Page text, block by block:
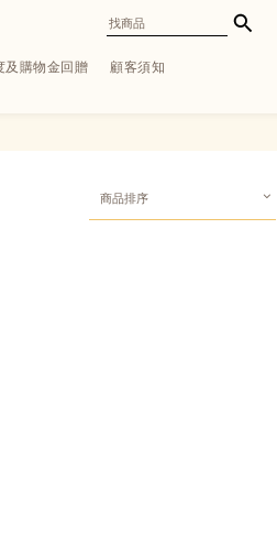
及購物金回贈 顧客須知
商品排序